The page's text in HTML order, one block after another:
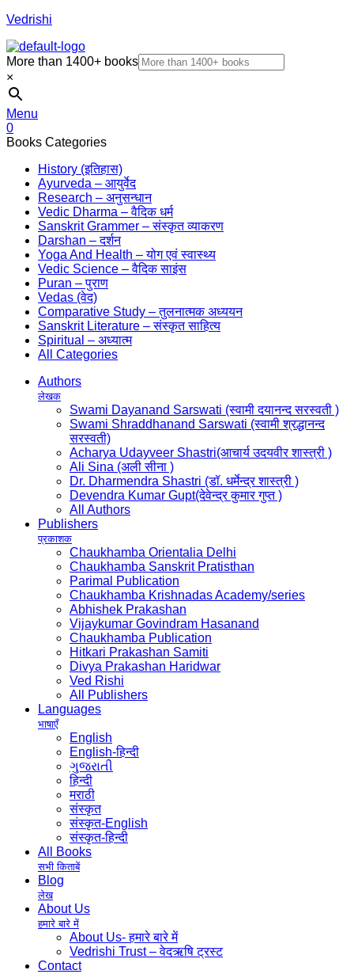
Vedrishi
More than 1400+ books
×
Menu
0
Books Categories
History (इतिहास)
Ayurveda – आयुर्वेद
Research – अनुसन्धान
Vedic Dharma – वैदिक धर्म
Sanskrit Grammer – संस्कृत व्याकरण
Darshan – दर्शन
Yoga And Health – योग एवं स्वास्थ्य
Vedic Science – वैदिक साइंस
Puran – पुराण
Vedas (वेद)
Comparative Study – तुलनात्मक अध्ययन
Sanskrit Literature – संस्कृत साहित्य
Spiritual – अध्यात्म
All Categories
Authors
लेखक
Swami Dayanand Sarswati (स्वामी दयानन्द सरस्वती )
Swami Shraddhanand Sarswati (स्वामी श्रद्धानन्द
सरस्वती)
Acharya Udayveer Shastri(आचार्य उदयवीर शास्त्री )
Ali Sina (अली सीना )
Dr. Dharmendra Shastri (डॉ. धर्मेन्द्र शास्त्री )
Devendra Kumar Gupt(देवेन्द्र कुमार गुप्त )
All Authors
Publishers
प्रकाशक
Chaukhamba Orientalia Delhi
Chaukhamba Sanskrit Pratisthan
Parimal Publication
Chaukhamba Krishnadas Academy/series
Abhishek Prakashan
Vijaykumar Govindram Hasanand
Chaukhamba Publication
Hitkari Prakashan Samiti
Divya Prakashan Haridwar
Ved Rishi
All Publishers
Languages
भाषाएँ
English
English-हिन्दी
ગુજરાતી
हिन्दी
मराठी
संस्कृत
संस्कृत-English
संस्कृत-हिन्दी
All Books
सभी किताबें
Blog
लेख
About Us
हमारे बारे में
About Us- हमारे बारे में
Vedrishi Trust – वेदऋषि ट्रस्ट
Contact